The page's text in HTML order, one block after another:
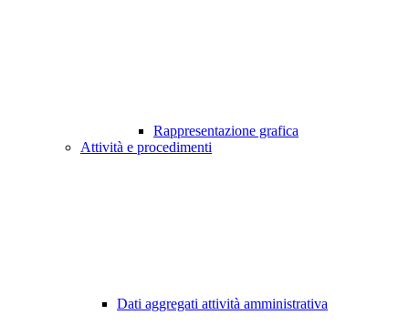
Rappresentazione grafica
Attività e procedimenti
Dati aggregati attività amministrativa